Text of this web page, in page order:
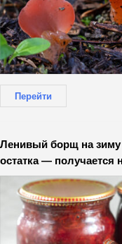
Перейти
Ленивый борщ на зиму
остатка — получается